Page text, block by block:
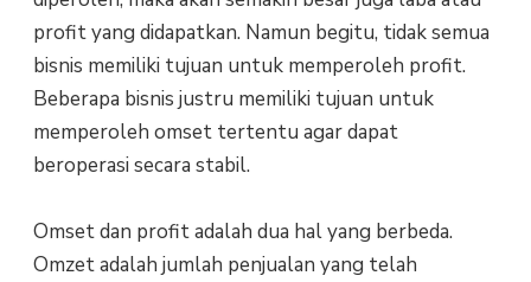
profit yang didapatkan. Namun begitu, tidak semua
bisnis memiliki tujuan untuk memperoleh profit.
Beberapa bisnis justru memiliki tujuan untuk
memperoleh omset tertentu agar dapat
beroperasi secara stabil.
Omset dan profit adalah dua hal yang berbeda.
Omzet adalah jumlah penjualan yang telah